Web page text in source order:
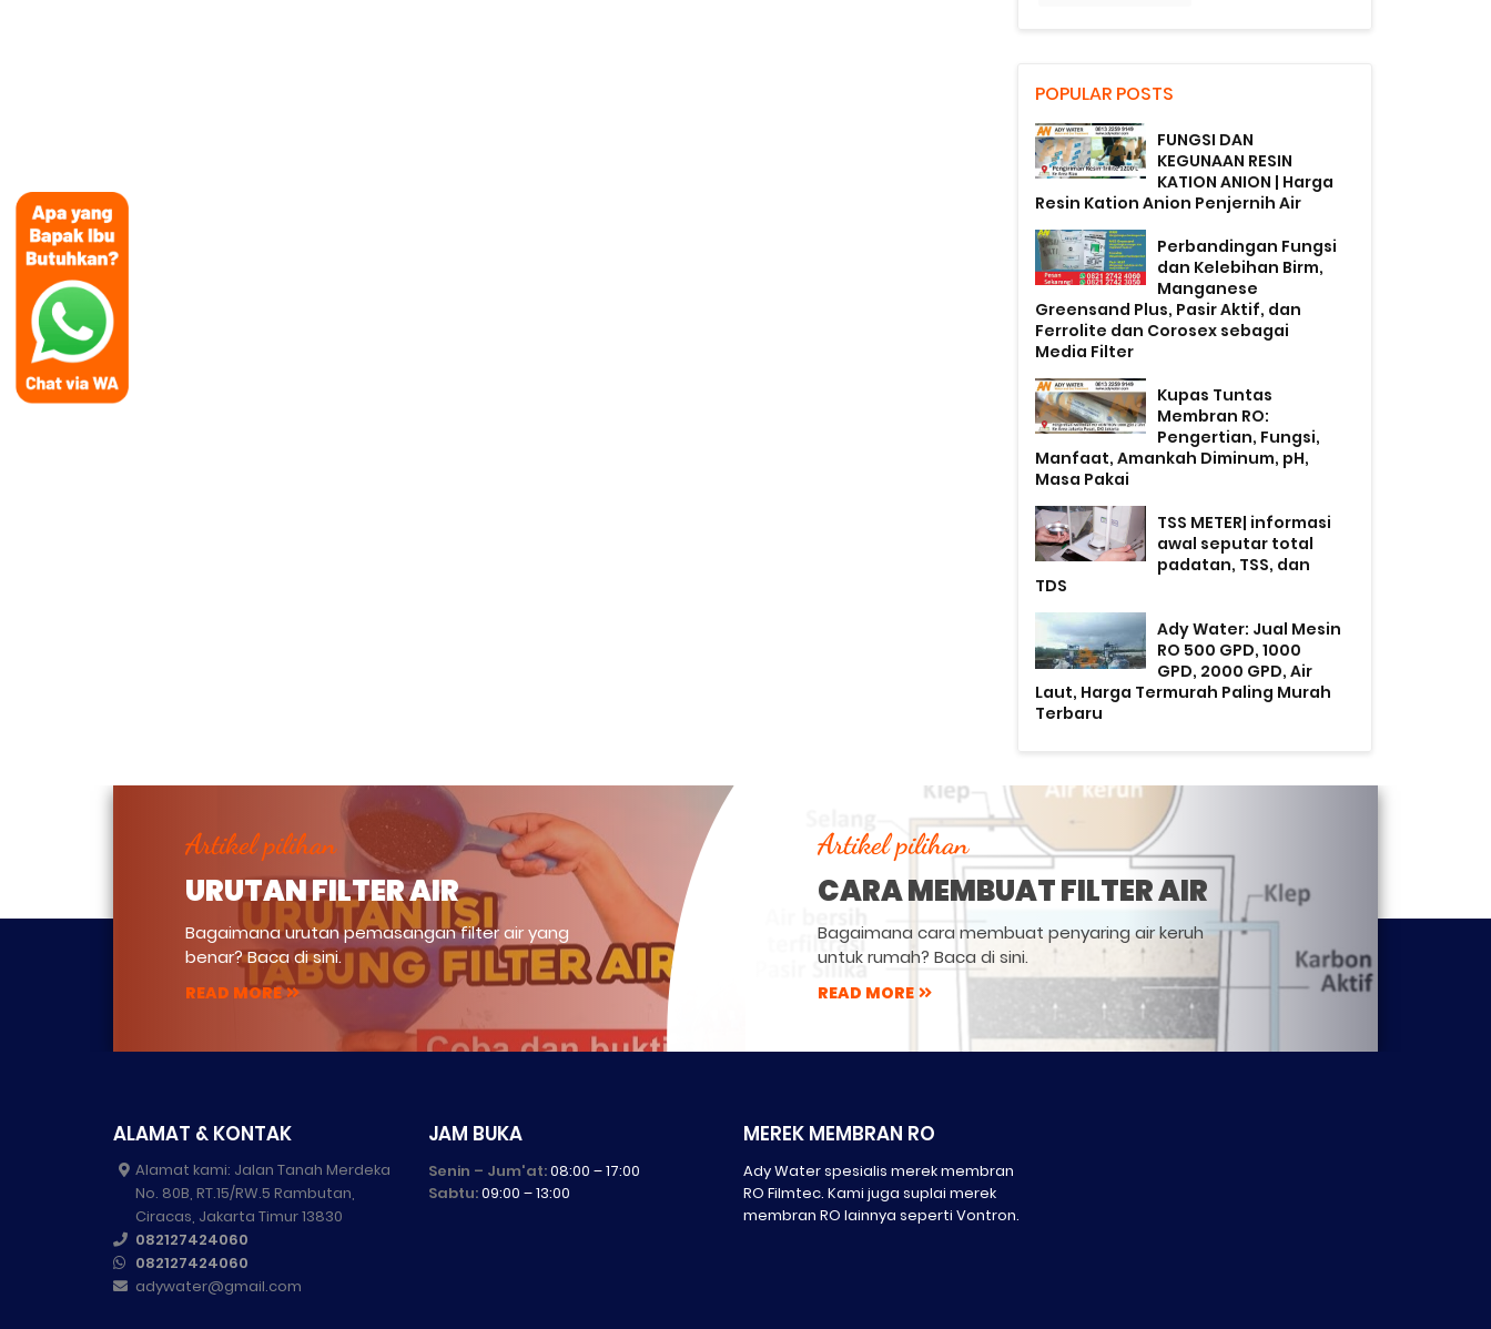
POPULAR POSTS
FUNGSI DAN
KEGUNAAN RESIN
KATION ANION | Harga
Resin Kation Anion Penjernih Air
Perbandingan Fungsi
dan Kelebihan Birm,
Manganese
Greensand Plus, Pasir Aktif, dan
Ferrolite dan Corosex sebagai
Media Filter
Kupas Tuntas
Membran RO:
Pengertian, Fungsi,
Manfaat, Amankah Diminum, pH,
Masa Pakai
TSS METER| informasi
awal seputar total
padatan, TSS, dan
TDS
Ady Water: Jual Mesin
RO 500 GPD, 1000
GPD, 2000 GPD, Air
Laut, Harga Termurah Paling Murah
Terbaru
Artikel pilihan
URUTAN FILTER AIR
Bagaimana urutan pemasangan filter air yang
benar? Baca di sini.
READ MORE
Artikel pilihan
CARA MEMBUAT FILTER AIR
Bagaimana cara membuat penyaring air keruh
untuk rumah? Baca di sini.
READ MORE
ALAMAT & KONTAK
Alamat kami: Jalan Tanah Merdeka
No. 80B, RT.15/RW.5 Rambutan,
Ciracas, Jakarta Timur 13830
082127424060
082127424060
adywater@gmail.com
JAM BUKA
Senin – Jum'at:08:00 – 17:00
Sabtu:09:00 – 13:00
MEREK MEMBRAN RO
Ady Water spesialis merek membran
RO Filmtec. Kami juga suplai merek
membran RO lainnya seperti Vontron.